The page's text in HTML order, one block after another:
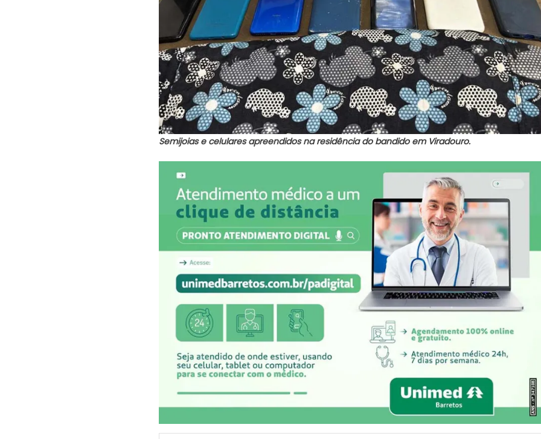
Semijoias e celulares apreendidos na residência do bandido em Viradouro.